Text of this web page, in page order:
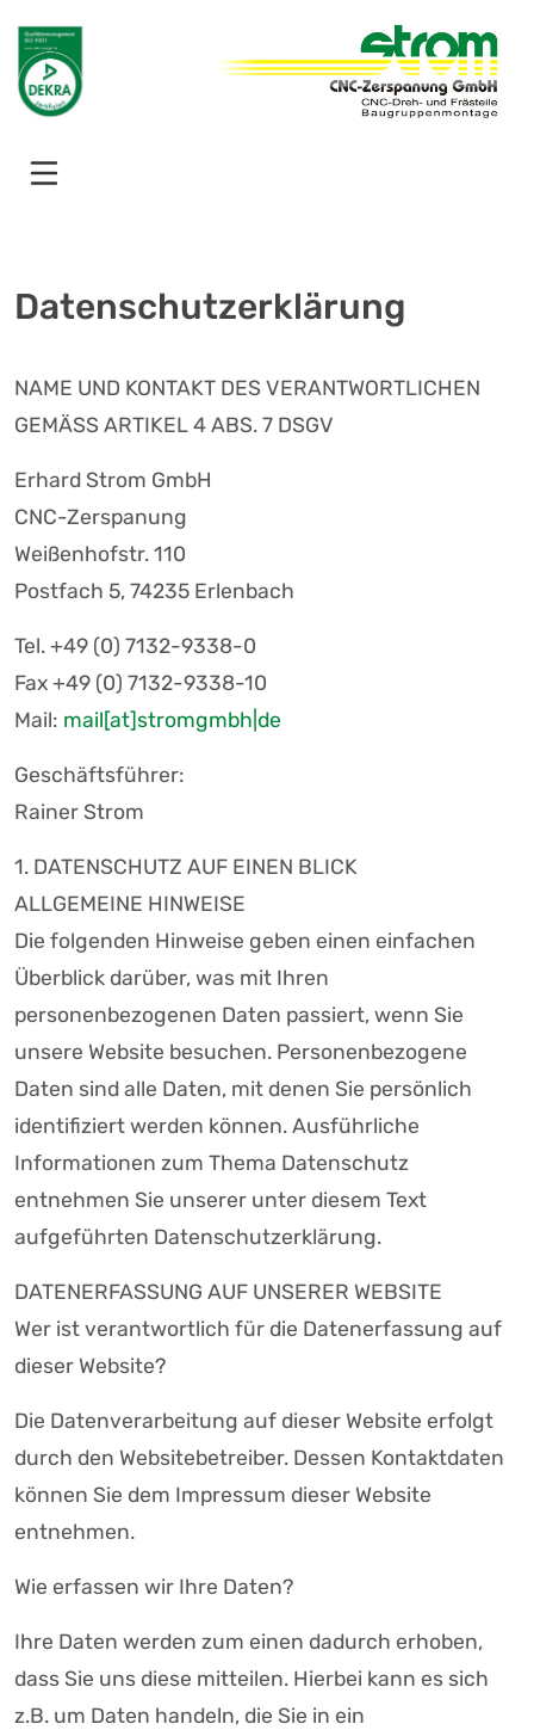
Datenschutzerklärung
NAME UND KONTAKT DES VERANTWORTLICHEN
GEMÄSS ARTIKEL 4 ABS. 7 DSGV
Erhard Strom GmbH
CNC-Zerspanung
Weißenhofstr. 110
Postfach 5, 74235 Erlenbach
Tel. +49 (0) 7132-9338-0
Fax +49 (0) 7132-9338-10
Mail: mail[at]stromgmbh|de
Geschäftsführer:
Rainer Strom
1. DATENSCHUTZ AUF EINEN BLICK
ALLGEMEINE HINWEISE
Die folgenden Hinweise geben einen einfachen
Überblick darüber, was mit Ihren
personenbezogenen Daten passiert, wenn Sie
unsere Website besuchen. Personenbezogene
Daten sind alle Daten, mit denen Sie persönlich
identifiziert werden können. Ausführliche
Informationen zum Thema Datenschutz
entnehmen Sie unserer unter diesem Text
aufgeführten Datenschutzerklärung.
DATENERFASSUNG AUF UNSERER WEBSITE
Wer ist verantwortlich für die Datenerfassung auf
dieser Website?
Die Datenverarbeitung auf dieser Website erfolgt
durch den Websitebetreiber. Dessen Kontaktdaten
können Sie dem Impressum dieser Website
entnehmen.
Wie erfassen wir Ihre Daten?
Ihre Daten werden zum einen dadurch erhoben,
dass Sie uns diese mitteilen. Hierbei kann es sich
z.B. um Daten handeln, die Sie in ein